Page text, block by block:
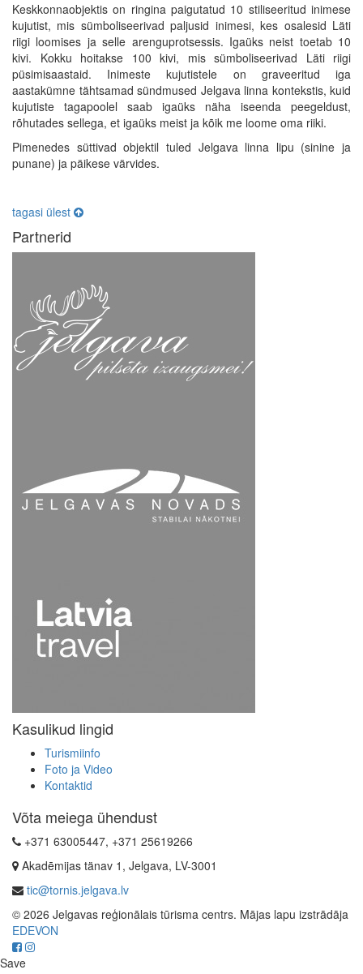
Keskkonnaobjektis on ringina paigutatud 10 stiliseeritud inimese
kujutist, mis sümboliseerivad paljusid inimesi, kes osalesid Läti
riigi loomises ja selle arenguprotsessis. Igaüks neist toetab 10
kivi. Kokku hoitakse 100 kivi, mis sümboliseerivad Läti riigi
püsimisaastaid. Inimeste kujutistele on graveeritud iga
aastakümne tähtsamad sündmused Jelgava linna kontekstis, kuid
kujutiste tagapoolel saab igaüks näha iseenda peegeldust,
rõhutades sellega, et igaüks meist ja kõik me loome oma riiki.
Pimenedes süttivad objektil tuled Jelgava linna lipu (sinine ja
punane) ja päikese värvides.
tagasi ülest
Partnerid
Kasulikud lingid
Turismiinfo
Foto ja Video
Kontaktid
Võta meiega ühendust
+371 63005447, +371 25619266
Akadēmijas tänav 1, Jelgava, LV-3001
tic@tornis.jelgava.lv
© 2026 Jelgavas reģionālais tūrisma centrs. Mājas lapu izstrādāja
EDEVON
Save